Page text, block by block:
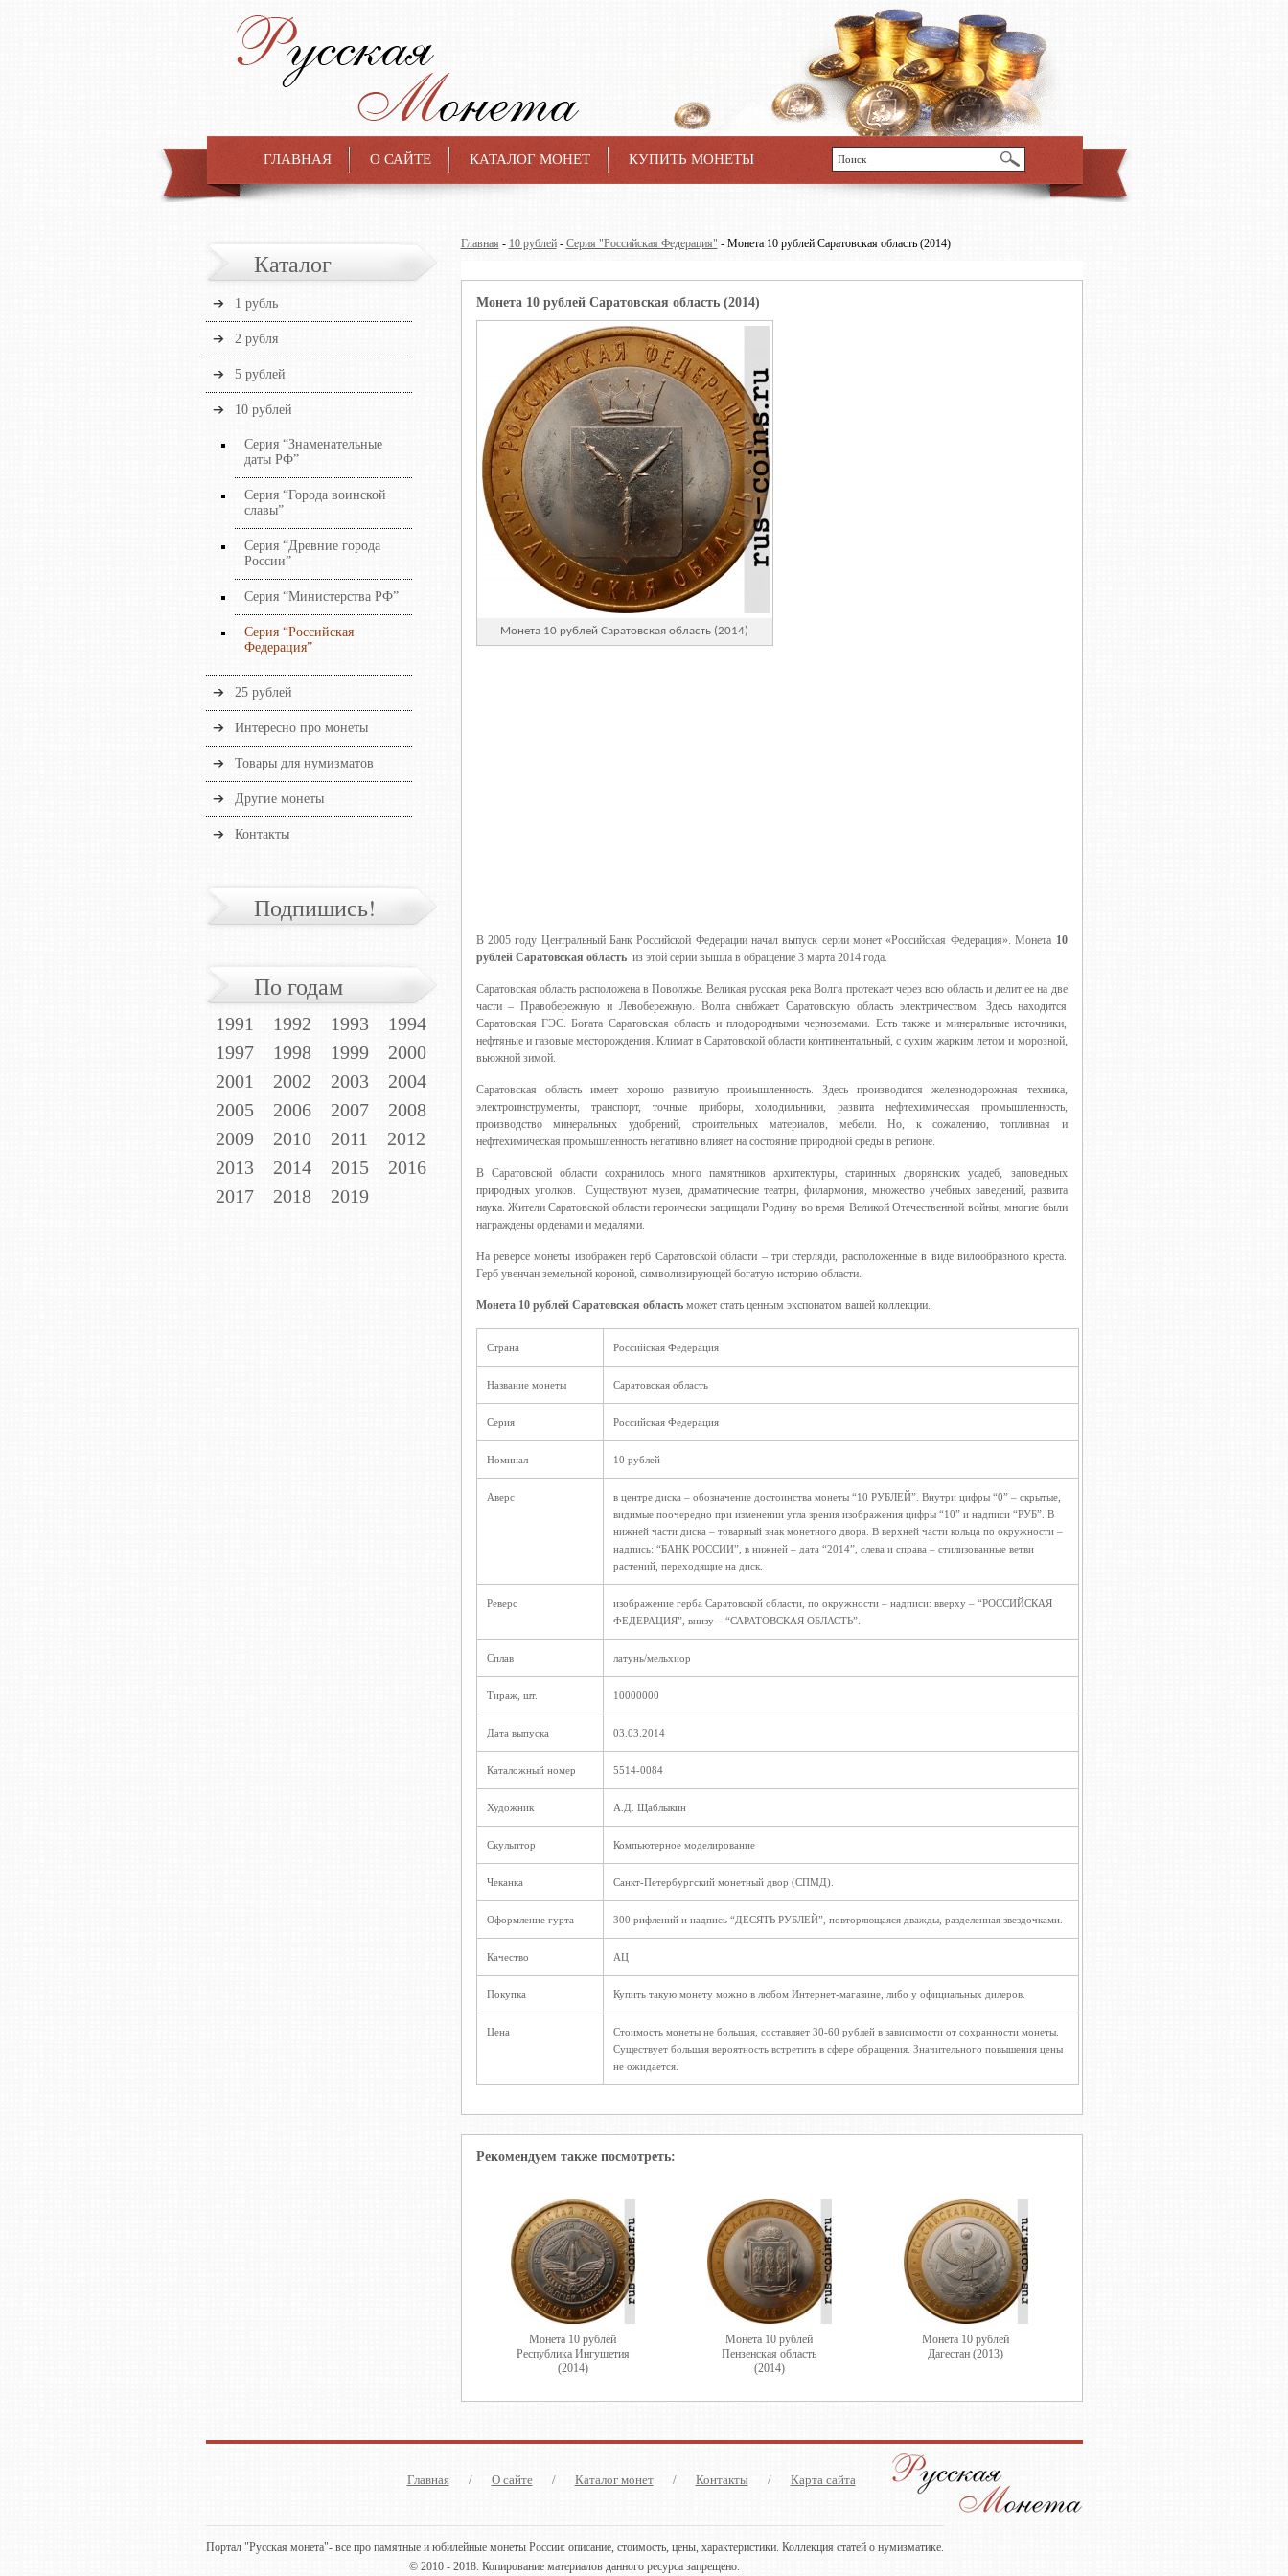
ГЛАВНАЯ О САЙТЕ КАТАЛОГ МОНЕТ КУПИТЬ МОНЕТЫ
Главная - 10 рублей- Серия "Российская Федерация" - Монета 10 рублей Саратовская область (2014)
Монета 10 рублей Саратовская область (2014)
Монета 10 рублей Саратовская область (2014)
В 2005 году Центральный Банк Российской Федерации начал выпуск серии монет «Российская Федерация». Монета 10
рублей Саратовская область из этой серии вышла в обращение 3 марта 2014 года.
Саратовская область расположена в Поволжье. Великая русская река Волга протекает через всю область и делит ее на две
части – Правобережную и Левобережную. Волга снабжает Саратовскую область электричеством. Здесь находится
Саратовская ГЭС. Богата Саратовская область и плодородными черноземами. Есть также и минеральные источники,
нефтяные и газовые месторождения. Климат в Саратовской области континентальный, с сухим жарким летом и морозной,
вьюжной зимой.
Саратовская область имеет хорошо развитую промышленность. Здесь производится железнодорожная техника,
электроинструменты, транспорт, точные приборы, холодильники, развита нефтехимическая промышленность,
производство минеральных удобрений, строительных материалов, мебели. Но, к сожалению, топливная и
нефтехимическая промышленность негативно влияет на состояние природной среды в регионе.
В Саратовской области сохранилось много памятников архитектуры, старинных дворянских усадеб, заповедных
природных уголков. Существуют музеи, драматические театры, филармония, множество учебных заведений, развита
наука. Жители Саратовской области героически защищали Родину во время Великой Отечественной войны, многие были
награждены орденами и медалями.
На реверсе монеты изображен герб Саратовской области – три стерляди, расположенные в виде вилообразного креста.
Герб увенчан земельной короной, символизирующей богатую историю области.
Монета 10 рублей Саратовская областьможет стать ценным экспонатом вашей коллекции.
Страна Российская Федерация
Название монеты Саратовская область
Серия Российская Федерация
Номинал 10 рублей
Аверс
в центре диска – обозначение достоинства монеты “10 РУБЛЕЙ”. Внутри цифры “0” – скрытые,
видимые поочередно при изменении угла зрения изображения цифры “10” и надписи “РУБ”. В
нижней части диска – товарный знак монетного двора. В верхней части кольца по окружности –
надпись: “БАНК РОССИИ”, в нижней – дата “2014”, слева и справа – стилизованные ветви
растений, переходящие на диск.
Реверс
изображение герба Саратовской области, по окружности – надписи: вверху – “РОССИЙСКАЯ
ФЕДЕРАЦИЯ”, внизу – “САРАТОВСКАЯ ОБЛАСТЬ”.
Сплав латунь/мельхиор
Тираж, шт. 10000000
Дата выпуска 03.03.2014
Каталожный номер 5514-0084
Художник А.Д. Щаблыкин
Скульптор Компьютерное моделирование
Чеканка Санкт-Петербургский монетный двор (СПМД).
Оформление гурта 300 рифлений и надпись “ДЕСЯТЬ РУБЛЕЙ”, повторяющаяся дважды, разделенная звездочками.
Качество АЦ
Покупка Купить такую монету можно в любом Интернет-магазине, либо у официальных дилеров.
Цена
Стоимость монеты не большая, составляет 30-60 рублей в зависимости от сохранности монеты.
Существует большая вероятность встретить в сфере обращения. Значительного повышения цены
не ожидается.
Рекомендуем также посмотреть:
Монета 10 рублей
Республика Ингушетия
(2014)
Монета 10 рублей
Пензенская область
(2014)
Монета 10 рублей
Дагестан (2013)
Каталог
1 рубль
2 рубля
5 рублей
10 рублей
Серия “Знаменательные
даты РФ”
Серия “Города воинской
славы”
Серия “Древние города
России”
Серия “Министерства РФ”
Серия “Российская
Федерация”
25 рублей
Интересно про монеты
Товары для нумизматов
Другие монеты
Контакты
Подпишись!
По годам
1991 1992 1993
1994
1997
1998 1999
2000
2001
2002 2003
2004
2005
2006 2007
2008
2009
2010 2011
2012
2013
2014 2015
2016
2017
2018 2019
Главная / О сайте / Каталог монет / Контакты / Карта сайта
Портал "Русская монета"- все про памятные и юбилейные монеты России: описание, стоимость, цены, характеристики. Коллекция статей о нумизматике.
© 2010 - 2018. Копирование материалов данного ресурса запрещено.